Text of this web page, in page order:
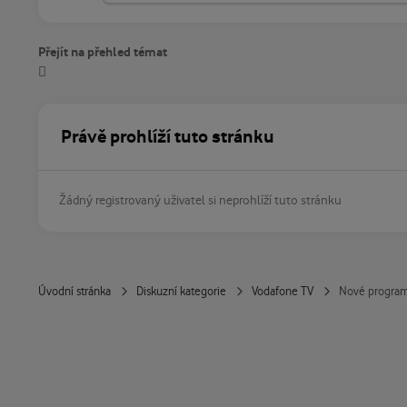
Přejít na přehled témat
Právě prohlíží tuto stránku
Žádný registrovaný uživatel si neprohlíží tuto stránku
Úvodní stránka Diskuzní kategorie Vodafone TV Nové